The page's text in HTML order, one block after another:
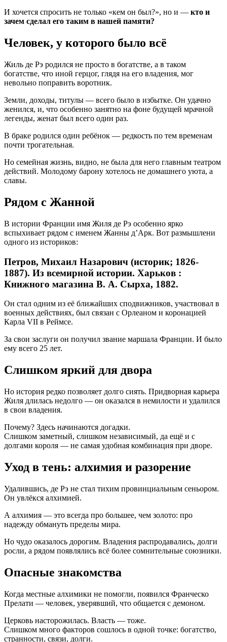
И хочется спросить не только «кем он был?», но и — кто и
зачем сделал его таким в нашей памяти?
Человек, у которого было всё
Жиль де Рэ родился не просто в богатстве, а в таком
богатстве, что иной герцог, глядя на его владения, мог
невольно поправить воротник.
Земли, доходы, титулы — всего было в избытке. Он удачно
женился, и, что особенно занятно на фоне будущей мрачной
легенды, женат был всего один раз.
В браке родился один ребёнок — редкость по тем временам
почти трогательная.
Но семейная жизнь, видно, не была для него главным театром
действий. Молодому барону хотелось не домашнего уюта, а
славы.
Рядом с Жанной
В истории Франции имя Жиля де Рэ особенно ярко
вспыхивает рядом с именем Жанны д’Арк. Вот размышлени
одного из историков:
Петров, Михаил Назарович (историк; 1826-
1887). Из всемирной истории. Харьков :
Книжного магазина В. А. Сырха, 1882.
Он стал одним из её ближайших сподвижников, участвовал в
военных действиях, был связан с Орлеаном и коронацией
Карла VII в Реймсе.
За свои заслуги он получил звание маршала Франции. И было
ему всего 25 лет.
Слишком яркий для двора
Но история редко позволяет долго сиять. Придворная карьера
Жиля длилась недолго — он оказался в немилости и удалился
в свои владения.
Почему? Здесь начинаются догадки.
Слишком заметный, слишком независимый, да ещё и с
долгами короля — не самая удобная комбинация при дворе.
Уход в тень: алхимия и разорение
Удалившись, де Рэ не стал тихим провинциальным сеньором.
Он увлёкся алхимией.
А алхимия — это всегда про большее, чем золото: про
надежду обмануть пределы мира.
Но чудо оказалось дорогим. Владения распродавались, долги
росли, а рядом появлялись всё более сомнительные союзники.
Опасные знакомства
Когда местные алхимики не помогли, появился Франческо
Прелати — человек, уверявший, что общается с демоном.
Церковь насторожилась. Власть — тоже.
Слишком много факторов сошлось в одной точке: богатство,
странности, связи, долги.